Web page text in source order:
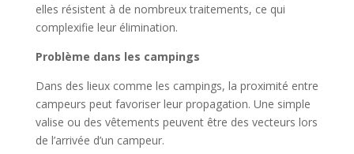
elles résistent à de nombreux traitements, ce qui
complexifie leur élimination.
Problème dans les campings
Dans des lieux comme les campings, la proximité entre
campeurs peut favoriser leur propagation. Une simple
valise ou des vêtements peuvent être des vecteurs lors
de l’arrivée d’un campeur.